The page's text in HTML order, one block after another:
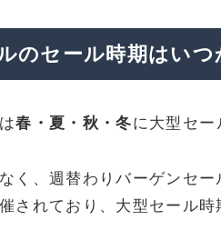
のセール時期はいつ
春・夏・秋・冬に大型セー
く、週替わりバーゲンセ
されており、大型セール時